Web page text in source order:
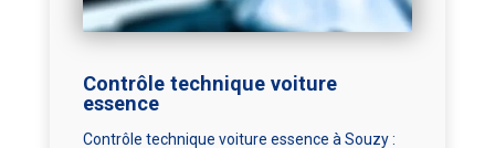
Contrôle technique voiture
essence
Contrôle technique voiture essence à Souzy :